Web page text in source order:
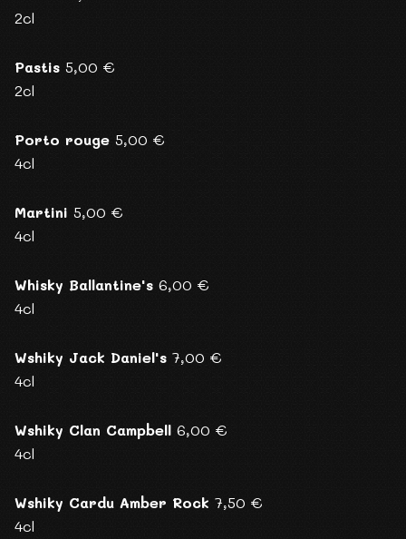
2cl
Pastis 5,00 €
2cl
Porto rouge 5,00 €
4cl
Martini 5,00 €
4cl
Whisky Ballantine's 6,00 €
4cl
Wshiky Jack Daniel's 7,00 €
4cl
Wshiky Clan Campbell 6,00 €
4cl
Wshiky Cardu Amber Rock 7,50 €
4cl